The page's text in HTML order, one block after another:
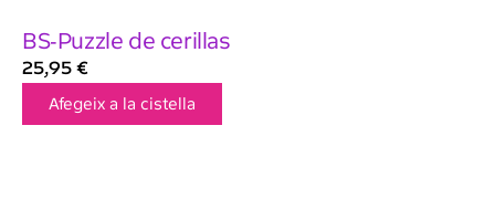
BS-Puzzle de cerillas
25,95 €
Afegeix a la cistella